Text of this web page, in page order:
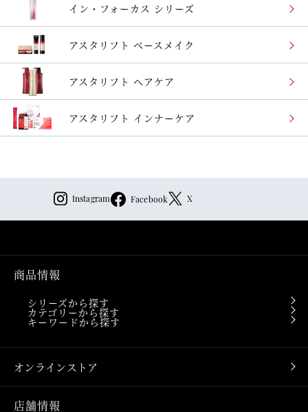
イン・フォーカス シリーズ
アスタリフト ベースメイク
アスタリフト ヘアケア
アスタリフト インナーケア
Instagram Facebook X
商品情報
シリーズから探す
カテゴリーから探す
キーワードから探す
オンラインストア
店舗情報